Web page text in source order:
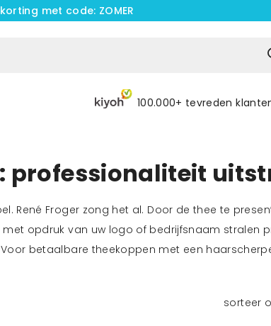
met code: ZOMER
100.000+ tevreden
professionaliteit
René Froger zong het al. Door de thee te
opdruk van uw logo of bedrijfsnaam stralen
betaalbare theekoppen met een
sorteer